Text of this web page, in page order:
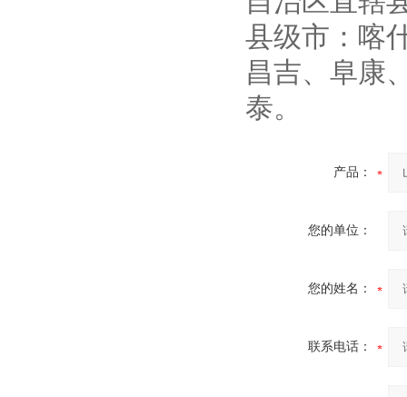
县级市：喀
昌吉、阜康
泰。
产品：
您的单位：
您的姓名：
联系电话：